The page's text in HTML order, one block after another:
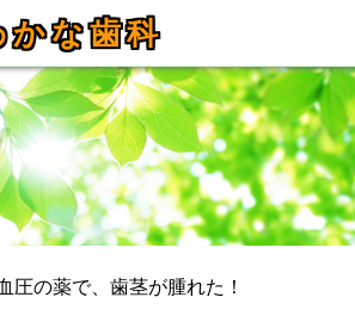
かな歯科
圧の薬で、歯茎が腫れた！